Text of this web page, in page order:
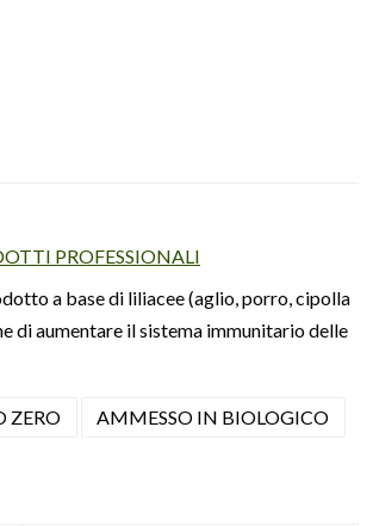
PROFESSIONALI
a base di liliacee (aglio, porro, cipolla
di aumentare il sistema immunitario delle
ZERO AMMESSO IN BIOLOGICO